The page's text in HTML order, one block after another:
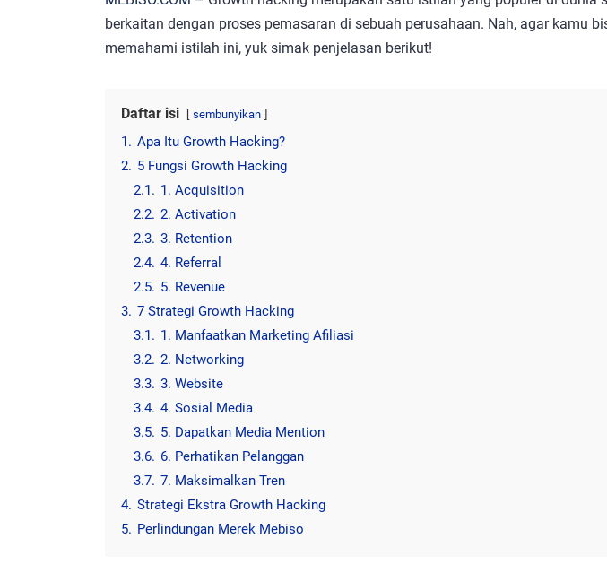
berkaitan dengan proses pemasaran di sebuah perusahaan. Nah, agar kamu
memahami istilah ini, yuk simak penjelasan berikut!
Daftar isi sembunyikan
1. Apa Itu Growth Hacking?
2. 5 Fungsi Growth Hacking
2.1. 1. Acquisition
2.2. 2. Activation
2.3. 3. Retention
2.4. 4. Referral
2.5. 5. Revenue
3. 7 Strategi Growth Hacking
3.1. 1. Manfaatkan Marketing Afiliasi
3.2. 2. Networking
3.3. 3. Website
3.4. 4. Sosial Media
3.5. 5. Dapatkan Media Mention
3.6. 6. Perhatikan Pelanggan
3.7. 7. Maksimalkan Tren
4. Strategi Ekstra Growth Hacking
5. Perlindungan Merek Mebiso